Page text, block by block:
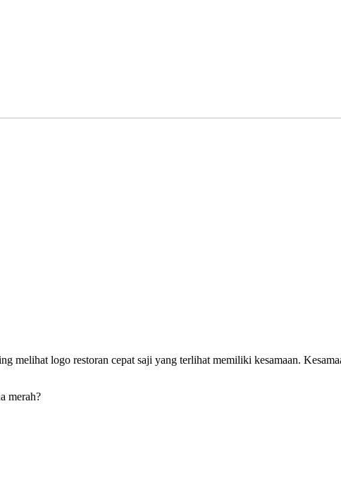
melihat logo restoran cepat saji yang terlihat memiliki kesamaan.
merah?